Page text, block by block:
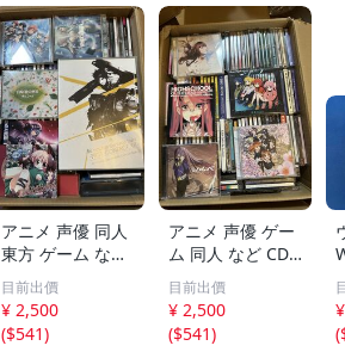
アニメ 声優 同人
東方 ゲーム など
CD まとめ売り
0808-5 アップル
シード ドラマc
d 米津玄師
目前出價
¥ 2,500
($541)
アニメ 声優 ゲー
ム 同人 など CD
まとめ売り ぼっ
ちざろっく ホロ
ライブ ガールズ
アンドパンツァ
目前出價
¥ 2,500
($541)
(